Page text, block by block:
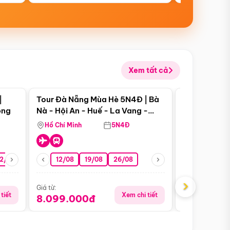
Xem tất cả
08 26/08 05/09 09/09 12/09
tiết
Điểm nổi bật
Tour Đà Nẵng Mùa Hè 5N4Đ | Bà
Nà - Hội An - Huế - La Vang -
Động Thiên Đường
Hồ Chí Minh 5N4Đ
12/08 19/08 26/08
Giá từ:
8.099.000đ Xem chi tiết
Giá từ:
›